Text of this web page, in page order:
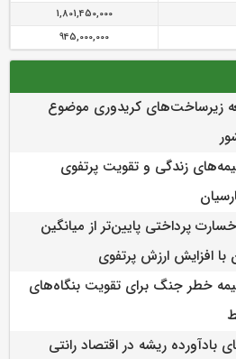
1,801,450,000
945,000,000
زیرساخت‌های کریدوری موضوع
زندگی و تقویت پرتفوی
پرداختی پایین‌تر از میانگین
افزایش ارزش پرتفوی
خطر جنگ برای تقویت بنگاه‌های
بادآورده ریشه در اقتصاد رانتی